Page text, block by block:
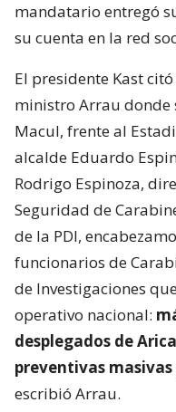
mandatario entregó
su cuenta en la red
El presidente Kast
ministro Arrau donde
Macul, frente al
alcalde Eduardo
Rodrigo Espinoza,
Seguridad de
de la PDI,
funcionarios de
de Investigaciones
operativo nacional:
desplegados de
preventivas
escribió Arrau.